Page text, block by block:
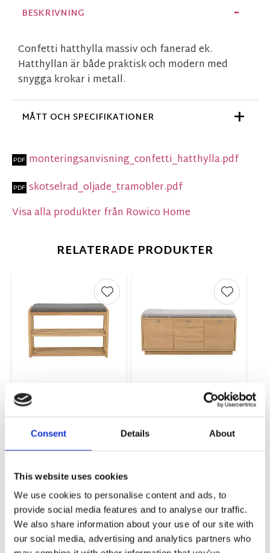
Consent Details About
This website uses cookies
We use cookies to personalise content and ads, to
provide social media features and to analyse our traffic.
We also share information about your use of our site with
our social media, advertising and analytics partners who
BESKRIVNING
Confetti hatthylla massiv och fanerad ek.
Hatthyllan är både praktisk och modern med
snygga krokar i metall.
MÅTT OCH SPECIFIKATIONER
monteringsanvisning_confetti_hatthylla.pdf
skotselrad_oljade_tramobler.pdf
Visa alla produkter från Rowico Home
RELATERADE PRODUKTER
Confetti Bänk Ek
1 840,00
Lägg till i favoriter
Confetti Bänk Ek -
Ljusgrå
KR
Lägg till
Lägg till i favoriter Lägg till